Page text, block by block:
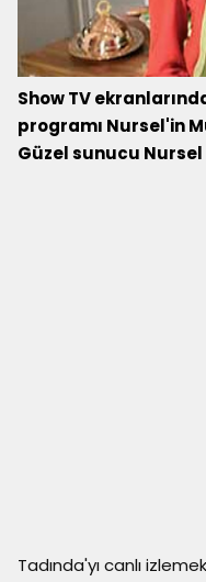
Show TV
programı Nursel'in
Güzel sunucu Nursel
Tadında'yı canlı